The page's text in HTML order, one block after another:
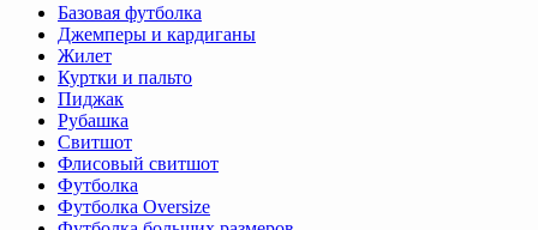
Базовая футболка
Джемперы и кардиганы
Жилет
Куртки и пальто
Пиджак
Рубашка
Свитшот
Флисовый свитшот
Футболка
Футболка Oversize